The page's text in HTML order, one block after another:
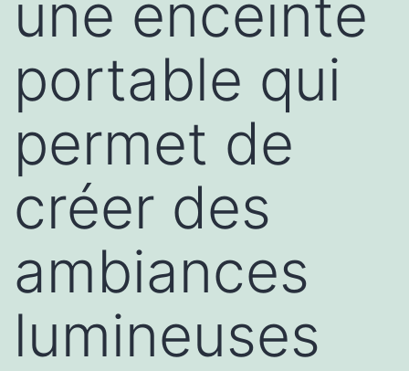
une enceinte
portable qui
permet de
créer des
ambiances
lumineuses